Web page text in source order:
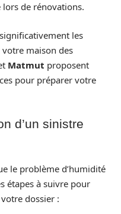
lors de rénovations.
les
maison des
Matmut proposent
pour préparer votre
d’un sinistre
le problème d’humidité
étapes à suivre pour
dossier :